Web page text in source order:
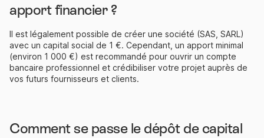
apport financier ?
Il est légalement possible de créer une société (SAS, SARL)
avec un capital social de 1 €. Cependant, un apport minimal
(environ 1 000 €) est recommandé pour ouvrir un compte
bancaire professionnel et crédibiliser votre projet auprès de
vos futurs fournisseurs et clients.
Comment se passe le dépôt de capital